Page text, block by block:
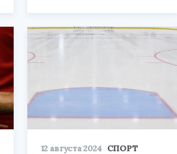
12 августа 2024 СПОРТ